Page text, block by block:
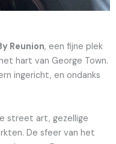
Reunion, een fijne plek
hart van George Town.
ingericht, en ondanks
street art, gezellige
De sfeer van het